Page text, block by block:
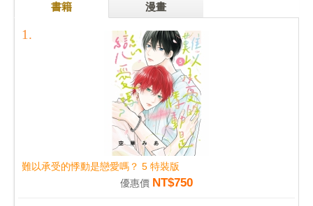
書籍 漫畫
難以承受的悸動是戀愛嗎？ 5 特裝版
優惠價 NT$750